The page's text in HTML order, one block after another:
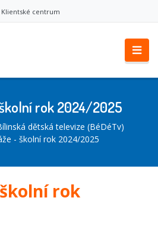
Klientské centrum
rok 2024/2025
dětská televize (BéDéTv)
- školní rok 2024/2025
rok